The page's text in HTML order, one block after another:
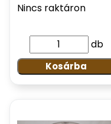
Nincs raktáron
db
Kosárba